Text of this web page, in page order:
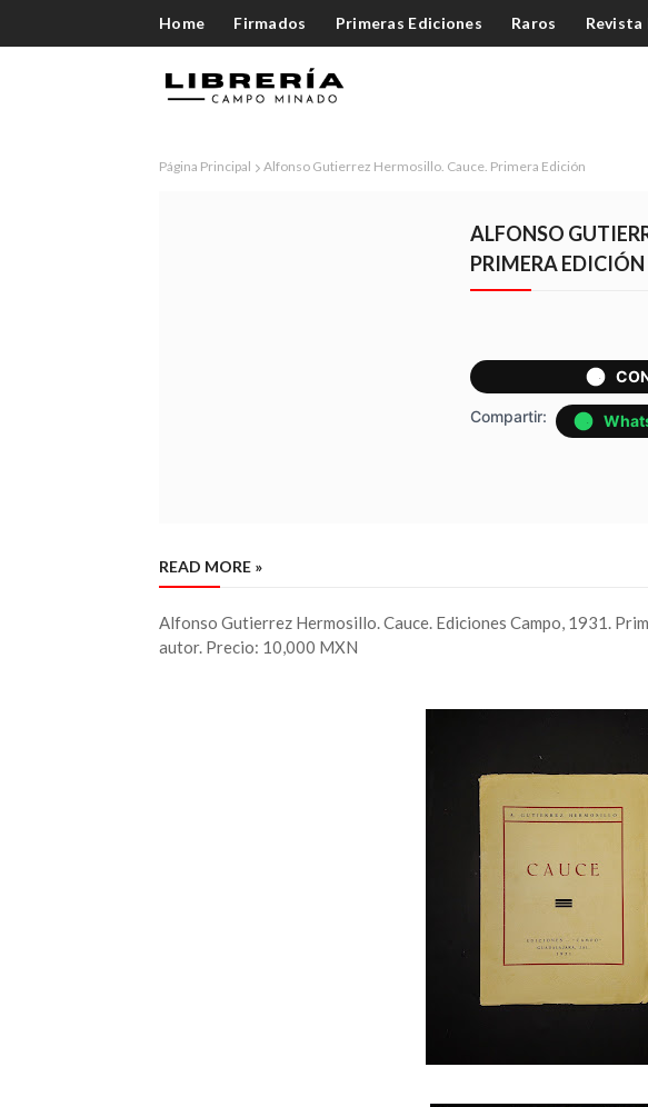
Home Firmados Primeras Ediciones Raros Revista
Página Principal Alfonso Gutierrez Hermosillo. Cauce. Primera Edición
ALFONSO
PRIMERA EDICIÓN
Compartir:
READ MORE »
Alfonso Gutierrez Hermosillo. Cauce. Ediciones Campo, 1931.
autor. Precio: 10,000 MXN